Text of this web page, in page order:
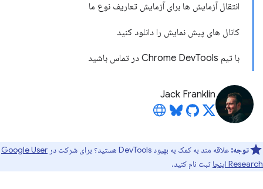
انتقال آزمایش ها برای آزمایش تعاریف نوع ما
کانال های پیش نمایش را دانلود کنید
با تیم Chrome DevTools در تماس باشید
Jack Franklin
توجه: علاقه مند به کمک به بهبود DevTools هستید؟ برای شرکت در
Google User
Research اینجا
ثبت نام کنید.